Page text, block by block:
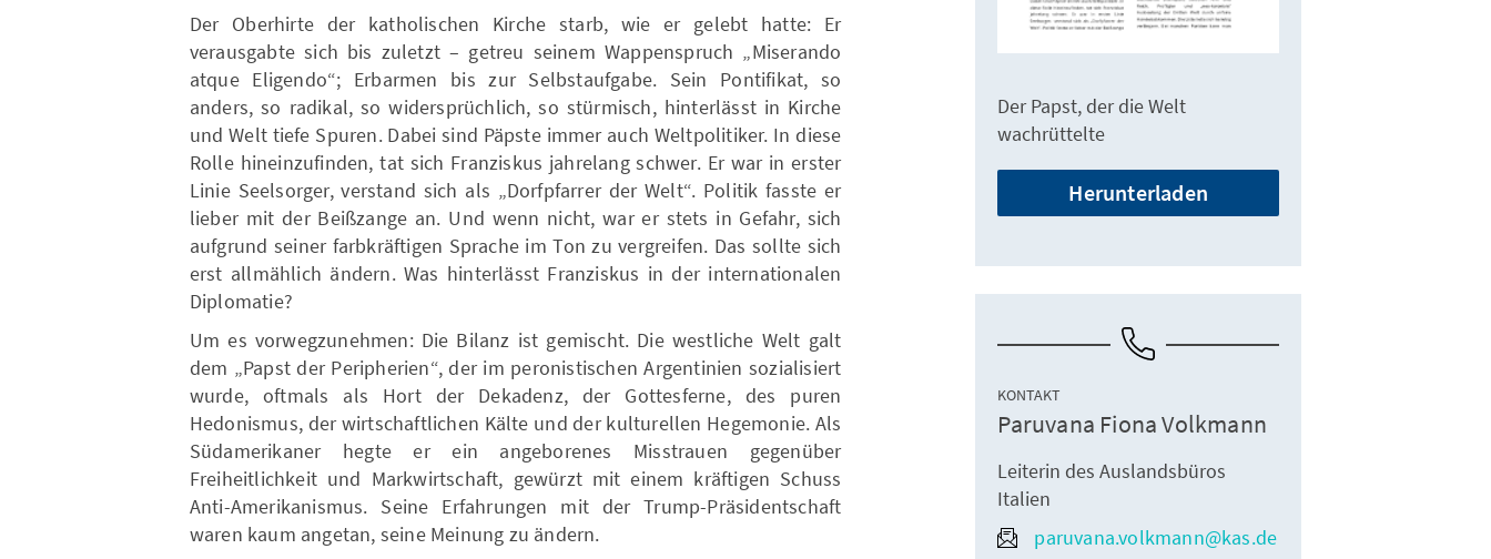
Der Oberhirte der katholischen Kirche starb, wie er gelebt hatte: Er
verausgabte sich bis zuletzt – getreu seinem Wappenspruch „Miserando
atque Eligendo“; Erbarmen bis zur Selbstaufgabe. Sein Pontifikat, so
anders, so radikal, so widersprüchlich, so stürmisch, hinterlässt in Kirche
und Welt tiefe Spuren. Dabei sind Päpste immer auch Weltpolitiker. In diese
Rolle hineinzufinden, tat sich Franziskus jahrelang schwer. Er war in erster
Linie Seelsorger, verstand sich als „Dorfpfarrer der Welt“. Politik fasste er
lieber mit der Beißzange an. Und wenn nicht, war er stets in Gefahr, sich
aufgrund seiner farbkräftigen Sprache im Ton zu vergreifen. Das sollte sich
erst allmählich ändern. Was hinterlässt Franziskus in der internationalen
Diplomatie?
Um es vorwegzunehmen: Die Bilanz ist gemischt. Die westliche Welt galt
dem „Papst der Peripherien“, der im peronistischen Argentinien sozialisiert
wurde, oftmals als Hort der Dekadenz, der Gottesferne, des puren
Hedonismus, der wirtschaftlichen Kälte und der kulturellen Hegemonie. Als
Südamerikaner hegte er ein angeborenes Misstrauen gegenüber
Freiheitlichkeit und Markwirtschaft, gewürzt mit einem kräftigen Schuss
Anti-Amerikanismus. Seine Erfahrungen mit der Trump-Präsidentschaft
waren kaum angetan, seine Meinung zu ändern.
Der Papst, der die Welt
wachrüttelte
Herunterladen
KONTAKT
Paruvana Fiona Volkmann
Leiterin des Auslandsbüros
Italien
paruvana.volkmann@kas.de